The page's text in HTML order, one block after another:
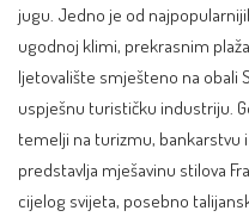
jugu. Jedno je od
ugodnoj klimi, prekrasnim
ljetovalište smješteno na obali
uspješnu turističku industriju.
temelji na turizmu, bankarstvu
predstavlja mješavinu stilova
cijelog svijeta, posebno